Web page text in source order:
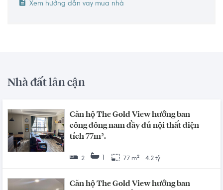
Xem hướng dẫn vay mua nhà
Nhà đất lân cận
Căn hộ The Gold View hướng ban
công đông nam đầy đủ nội thất diện
tích 77m².
2 1 77 m² 4.2 tỷ
Căn hộ The Gold View hướng ban